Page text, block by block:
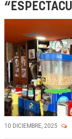
10 DICIEMBRE, 2025